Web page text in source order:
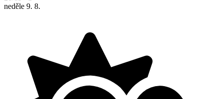
neděle 9. 8.